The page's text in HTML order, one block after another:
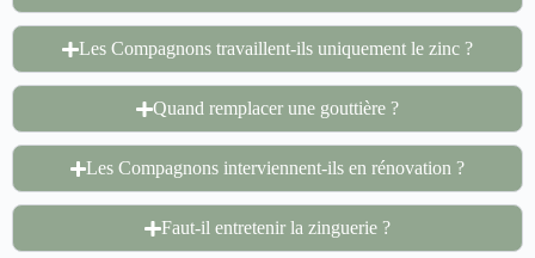
Les Compagnons travaillent-ils uniquement le zinc ?
Quand remplacer une gouttière ?
Les Compagnons interviennent-ils en rénovation ?
Faut-il entretenir la zinguerie ?